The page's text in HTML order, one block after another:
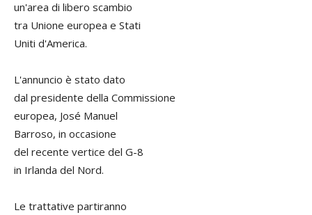
un'area di libero scambio
tra Unione europea e Stati
Uniti d'America.
L'annuncio è stato dato
dal presidente della Commissione
europea, José Manuel
Barroso, in occasione
del recente vertice del G-8
in Irlanda del Nord.
Le trattative partiranno